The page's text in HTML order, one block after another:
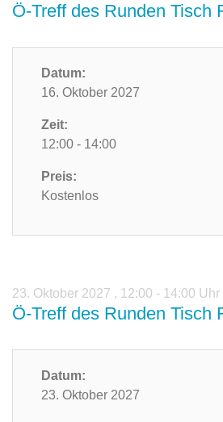
Ö-Treff des Runden Tisch
Datum:
16. Oktober 2027
Zeit:
12:00 - 14:00
Preis:
Kostenlos
23. Oktober 2027 , 12:00 - 14:00 Uhr
Ö-Treff des Runden Tisch
Datum:
23. Oktober 2027